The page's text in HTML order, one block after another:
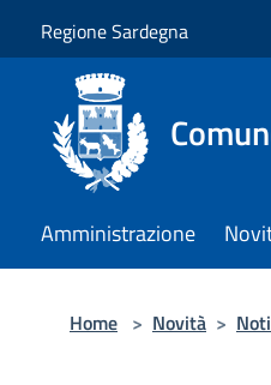
Regione Sardegna
Amministrazione
Home > Novità >